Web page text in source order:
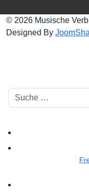
© 2026 Musische
Designed By
Suchen